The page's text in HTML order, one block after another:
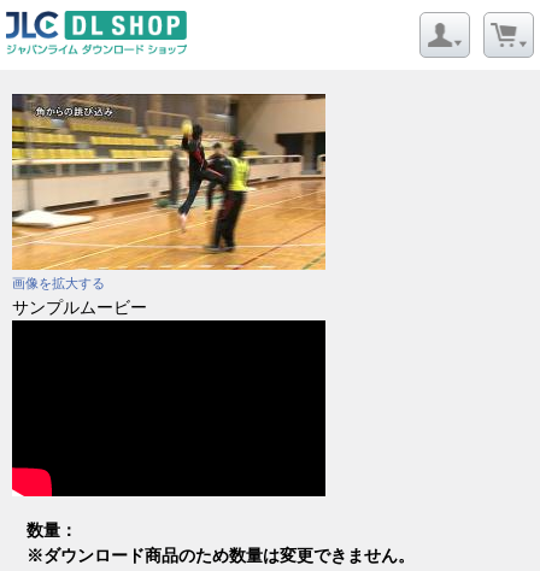
画像を拡大する
サンプルムービー
数量：
※ダウンロード商品のため数量は変更できません。